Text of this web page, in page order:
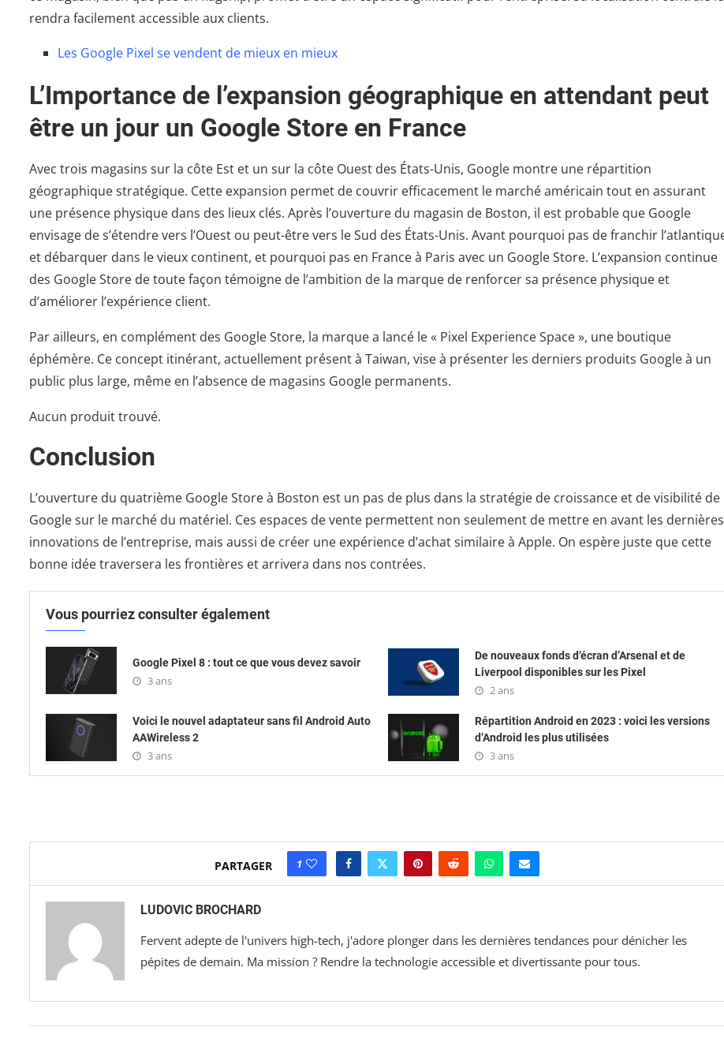
rendra facilement accessible aux clients.
Les Google Pixel se vendent de mieux en mieux
L’Importance de l’expansion géographique en attendant peut
être un jour un Google Store en France
Avec trois magasins sur la côte Est et un sur la côte Ouest des États-Unis, Google montre une répartition
géographique stratégique. Cette expansion permet de couvrir efficacement le marché américain tout en assurant
une présence physique dans des lieux clés. Après l’ouverture du magasin de Boston, il est probable que Google
envisage de s’étendre vers l’Ouest ou peut-être vers le Sud des États-Unis. Avant pourquoi pas de franchir
et débarquer dans le vieux continent, et pourquoi pas en France à Paris avec un Google Store. L’expansion continue
des Google Store de toute façon témoigne de l’ambition de la marque de renforcer sa présence physique et
d’améliorer l’expérience client.
Par ailleurs, en complément des Google Store, la marque a lancé le « Pixel Experience Space », une boutique
éphémère. Ce concept itinérant, actuellement présent à Taiwan, vise à présenter les derniers produits Google à un
public plus large, même en l’absence de magasins Google permanents.
Aucun produit trouvé.
Conclusion
L’ouverture du quatrième Google Store à Boston est un pas de plus dans la stratégie de croissance et de visibilité de
Google sur le marché du matériel. Ces espaces de vente permettent non seulement de mettre en avant les dernières
innovations de l’entreprise, mais aussi de créer une expérience d’achat similaire à Apple. On espère juste que cette
bonne idée traversera les frontières et arrivera dans nos contrées.
Vous pourriez consulter également
Google Pixel 8 : tout ce que vous devez savoir
3 ans
De nouveaux fonds d’écran d’Arsenal et de
Liverpool disponibles sur les Pixel
2 ans
Voici le nouvel adaptateur sans fil Android Auto
AAWireless 2
3 ans
Répartition Android en 2023 : voici les versions
d’Android les plus utilisées
3 ans
PARTAGER 1
LUDOVIC BROCHARD
Fervent adepte de l'univers high-tech, j'adore plonger dans les dernières tendances pour dénicher les
pépites de demain. Ma mission ? Rendre la technologie accessible et divertissante pour tous.